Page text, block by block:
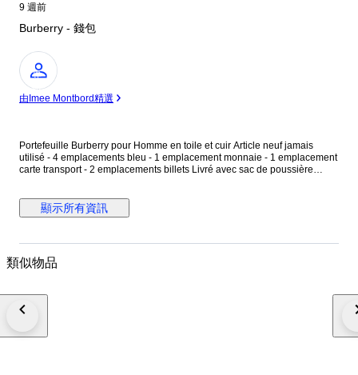
9 週前
Burberry - 錢包
專
家
由Imee Montbord精選
Portefeuille Burberry pour Homme en toile et cuir Article neuf jamais
utilisé - 4 emplacements bleu - 1 emplacement monnaie - 1 emplacement
carte transport - 2 emplacements billets Livré avec sac de poussière
顯示所有資訊
類似物品